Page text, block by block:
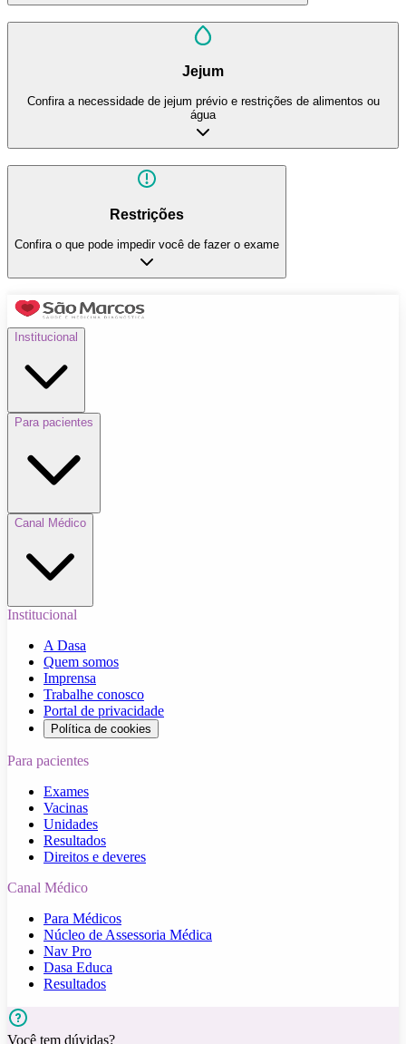
Jejum
Confira a necessidade de jejum prévio e restrições de alimentos ou
água
Restrições
Confira o que pode impedir você de fazer o exame
Institucional
Para pacientes
Canal Médico
Institucional
A Dasa
Quem somos
Imprensa
Trabalhe conosco
Portal de privacidade
Política de cookies
Para pacientes
Exames
Vacinas
Unidades
Resultados
Direitos e deveres
Canal Médico
Para Médicos
Núcleo de Assessoria Médica
Nav Pro
Dasa Educa
Resultados
Você tem dúvidas?